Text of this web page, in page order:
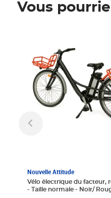
Vous
Nouvelle Attitude
Vélo électrique du facteur,
- Taille normale - Noir/